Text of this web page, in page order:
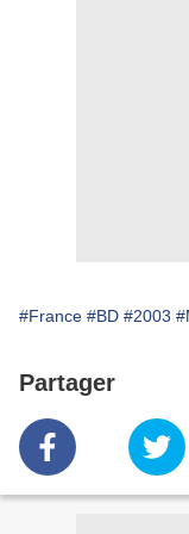
#France #BD #2003
Partager